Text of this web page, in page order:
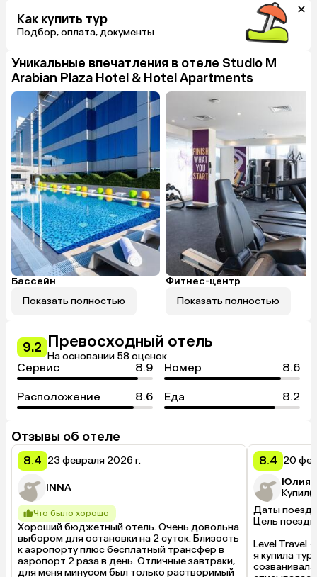
Как купить тур
Подбор, оплата, документы
Уникальные впечатления в отеле Studio M
Arabian Plaza Hotel & Hotel Apartments
Бассейн
Показать полностью
Фитнес-центр
Показать полностью
9.2 Превосходный отель
На основании 58 оценок
Сервис 8.9 Номер 8.6
Расположение 8.6 Еда 8.2
Отзывы об отеле
8.4 23 февраля 2026 г.
INNA
Что было хорошо
Хороший бюджетный отель. Очень довольна
выбором для остановки на 2 суток. Близость
к аэропорту плюс бесплатный трансфер в
аэропорт 2 раза в день. Отличные завтраки,
для меня минусом был только растворимый
8.4 20
Юлия
Даты
Цель
Level Travel
я купила